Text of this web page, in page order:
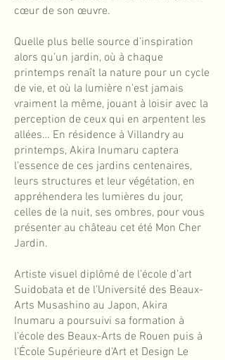
cœur de son œuvre.
Quelle plus belle source d’inspiration
alors qu’un jardin, où à chaque
printemps renaît la nature pour un cycle
de vie, et où la lumière n’est jamais
vraiment la même, jouant à loisir avec la
perception de ceux qui en arpentent les
allées… En résidence à Villandry au
printemps, Akira Inumaru captera
l’essence de ces jardins centenaires,
leurs structures et leur végétation, en
appréhendera les lumières du jour,
celles de la nuit, ses ombres, pour vous
présenter au château cet été Mon Cher
Jardin.
Artiste visuel diplômé de l’école d’art
Suidobata et de l’Université des Beaux-
Arts Musashino au Japon, Akira
Inumaru a poursuivi sa formation à
l’école des Beaux-Arts de Rouen puis à
l’École Supérieure d’Art et Design Le